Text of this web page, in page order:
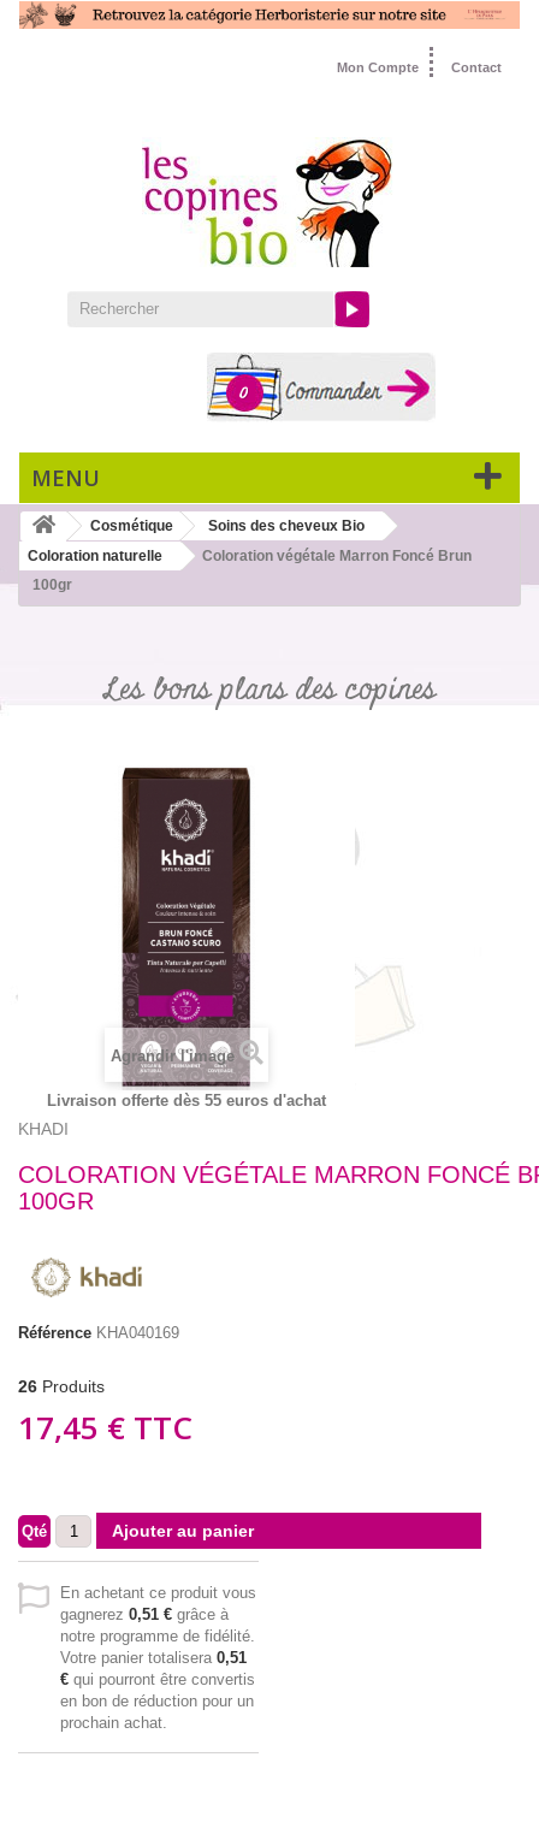
Contact
Mon Compte
0
MENU
Cosmétique
Soins des cheveux Bio
Coloration naturelle
Coloration végétale Marron Foncé Brun
100gr
Les bons plans des copines
Agrandir l'image
Livraison offerte dès 55 euros d'achat
KHADI
COLORATION VÉGÉTALE MARRON FONCÉ
100GR
Référence KHA040169
26 Produits
17,45 € TTC
Qté Ajouter au panier
En achetant ce produit vous
gagnerez 0,51 € grâce à
notre programme de fidélité.
Votre panier totalisera 0,51
€ qui pourront être convertis
en bon de réduction pour un
prochain achat.